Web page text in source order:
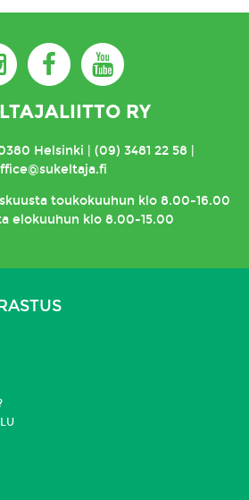
RY
Helsinki | (09) 3481 22 58 |
toukokuuhun klo 8.00-16.00
elokuuhun klo 8.00-15.00